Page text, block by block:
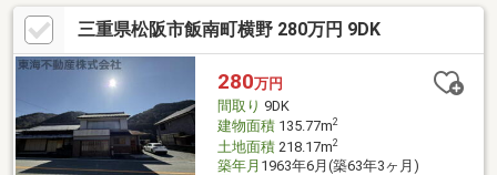
三重県松阪市飯南町横野 280万円 9DK
280万円
間取り 9DK
建物面積135.77m2
土地面積218.17m2
築年月 1963年6月(築63年3ヶ月)